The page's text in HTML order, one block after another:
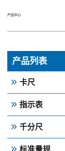
产品中心
产品列表
卡尺
指示表
千分尺
标准量规